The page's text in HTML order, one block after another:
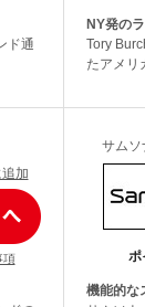
ド通
NY発の
Tory
たアメリ
加
項
サムソ
ポ
機能的な